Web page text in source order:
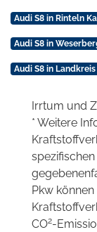
Audi S8 in Rinteln
Audi S8 in
Audi S8 in
Irrtum und
* Weitere
spezifischen
Pkw
CO2-